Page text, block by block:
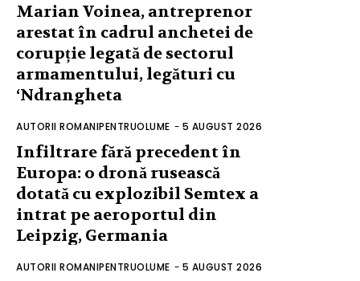
Marian Voinea, antreprenor
arestat în cadrul anchetei de
corupție legată de sectorul
armamentului, legături cu
‘Ndrangheta
AUTORII ROMANIPENTRUOLUME - 5 AUGUST 2026
Infiltrare fără precedent în
Europa: o dronă rusească
dotată cu explozibil Semtex a
intrat pe aeroportul din
Leipzig, Germania
AUTORII ROMANIPENTRUOLUME - 5 AUGUST 2026